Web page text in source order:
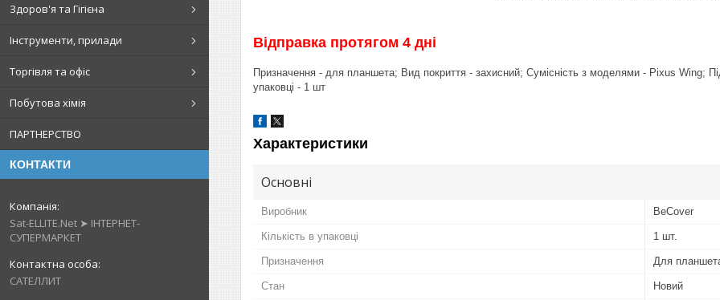
Здоров'я та Гігієна
Інструменти, прилади
Торгівля та офіс
Побутова хімія
ПАРТНЕРСТВО
КОНТАКТИ
Sat-ELLITE.Net ➤ ІНТЕРНЕТ-
СУПЕРМАРКЕТ
САТЕЛЛИТ
Відправка протягом 4 дні
Призначення - для планшета; Вид покриття - захисний; Сумісність з моделями - Pixus Wing;
упаковці - 1 шт
Характеристики
Основні
Виробник BeCover
Кількість в упаковці 1 шт.
Призначення Для
Стан Новий